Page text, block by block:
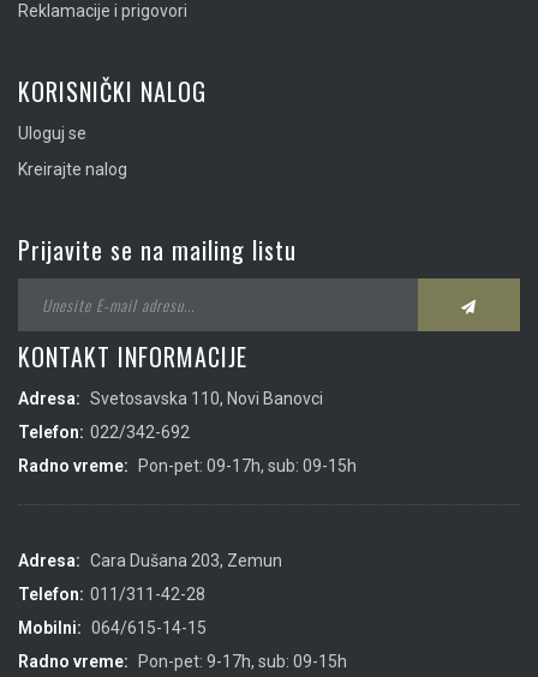
Reklamacije i prigovori
KORISNIČKI NALOG
Uloguj se
Kreirajte nalog
Prijavite se na mailing listu
KONTAKT INFORMACIJE
Adresa: Svetosavska 110, Novi Banovci
Telefon: 022/342-692
Radno vreme:
Pon-pet: 09-17h, sub: 09-15h
Adresa: Cara Dušana 203, Zemun
Telefon: 011/311-42-28
Mobilni: 064/615-14-15
Radno vreme:
Pon-pet: 9-17h, sub: 09-15h